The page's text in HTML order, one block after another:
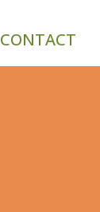
CONTACT